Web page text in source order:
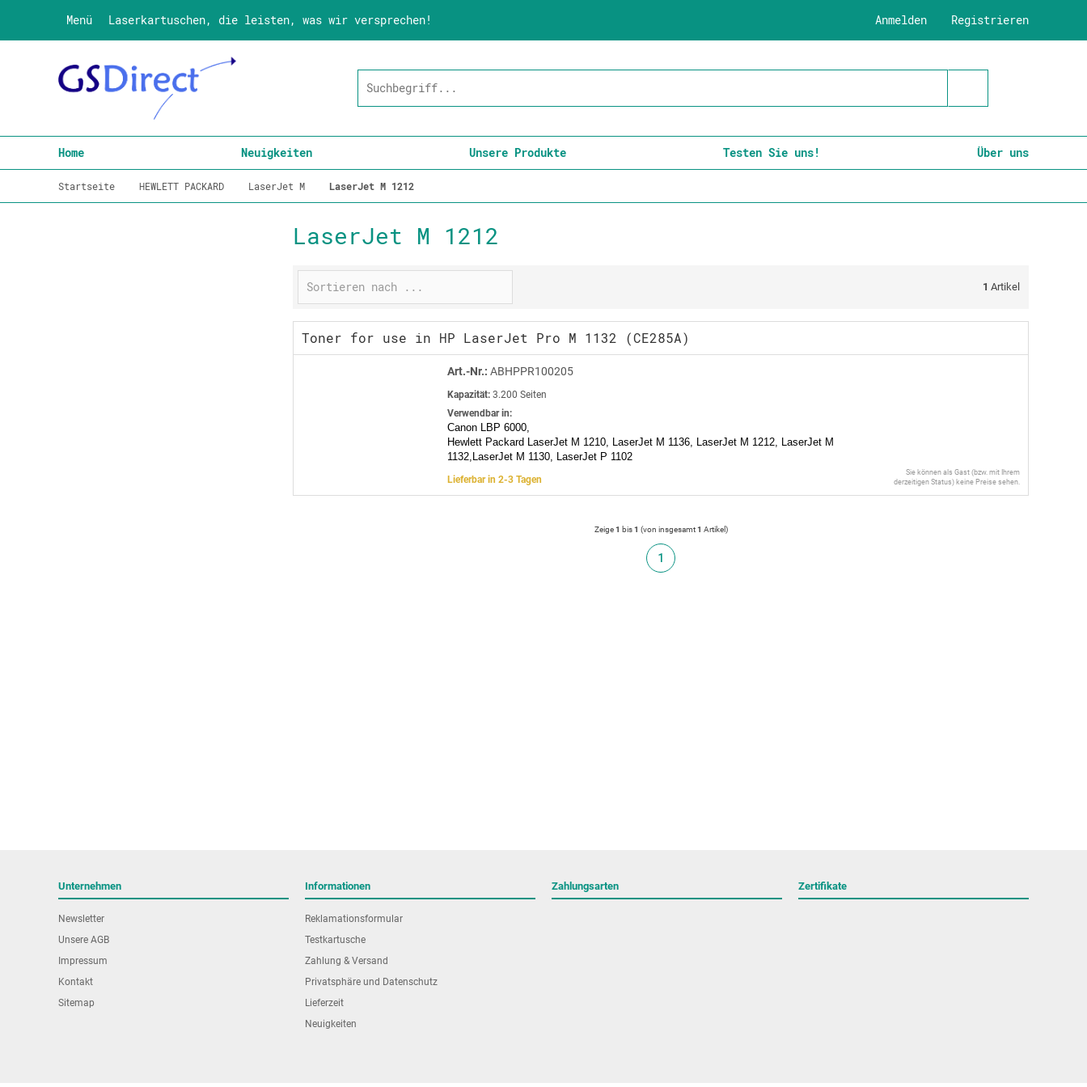
Menü Laserkartuschen, die leisten, was wir versprechen! Registrieren
Anmelden
Home Neuigkeiten Unsere Produkte Testen Sie uns! Über uns
Startseite HEWLETT PACKARD LaserJet M LaserJet M 1212
LaserJet M 1212
1 Artikel
Toner for use in HP LaserJet Pro M 1132 (CE285A)
Art.-Nr.: ABHPPR100205
Kapazität: 3.200 Seiten
Verwendbar in:
Canon LBP 6000,
Hewlett Packard LaserJet M 1210, LaserJet M 1136, LaserJet M 1212, LaserJet M
1132,LaserJet M 1130, LaserJet P 1102
Lieferbar in 2-3 Tagen
Sie können als Gast (bzw. mit Ihrem
derzeitigen Status) keine Preise sehen.
Zeige1 bis1 (von insgesamt1 Artikel)
1
Unternehmen
Newsletter
Unsere AGB
Impressum
Kontakt
Sitemap
Informationen
Reklamationsformular
Testkartusche
Zahlung & Versand
Privatsphäre und Datenschutz
Lieferzeit
Neuigkeiten
Zahlungsarten Zertifikate